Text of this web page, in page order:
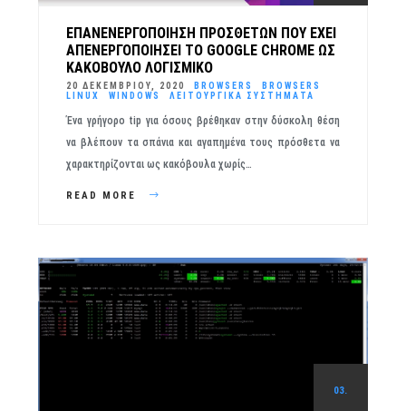
ΕΠΑΝΕΝΕΡΓΟΠΟΊΗΣΗ ΠΡΌΣΘΕΤΩΝ ΠΟΥ ΈΧΕΙ
ΑΠΕΝΕΡΓΟΠΟΙΉΣΕΙ ΤΟ GOOGLE CHROME ΩΣ
ΚΑΚΌΒΟΥΛΟ ΛΟΓΙΣΜΙΚΌ
20 ΔΕΚΕΜΒΡΊΟΥ, 2020 BROWSERS
BROWSERS
LINUX
WINDOWS ΛΕΙΤΟΥΡΓΙΚΆ ΣΥΣΤΉΜΑΤΑ
Ένα γρήγορο tip για όσους βρέθηκαν στην δύσκολη θέση
να βλέπουν τα σπάνια και αγαπημένα τους πρόσθετα να
χαρακτηρίζονται ως κακόβουλα χωρίς…
READ MORE
03.